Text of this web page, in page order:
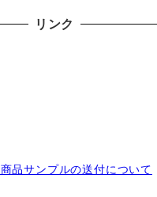
リンク
品サンプルの送付について